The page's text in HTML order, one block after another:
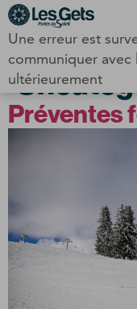
Une erreur est
communiquer avec
ultérieurement
Préventes
Panneau de gestion